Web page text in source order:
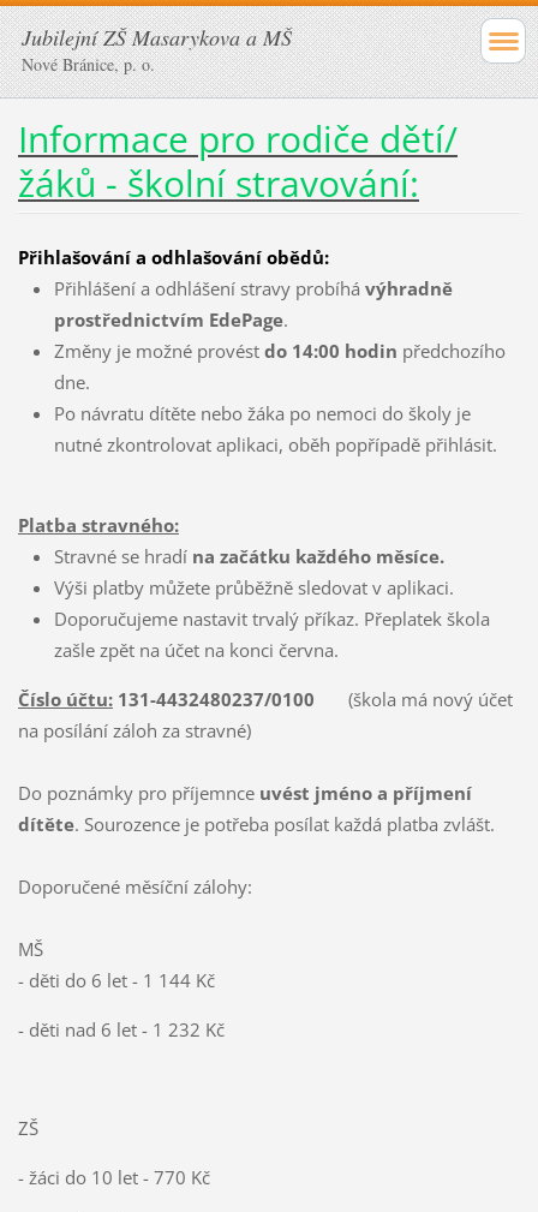
Jubilejní ZŠ Masarykova a MŠ
Nové Bránice, p. o.
Informace pro rodiče dětí/
žáků - školní stravování:
Přihlašování a odhlašování obědů:
Přihlášení a odhlášení stravy probíhá výhradně
prostřednictvím EdePage.
Změny je možné provést do 14:00 hodin předchozího
dne.
Po návratu dítěte nebo žáka po nemoci do školy je
nutné zkontrolovat aplikaci, oběh popřípadě přihlásit.
Platba stravného:
Stravné se hradína začátku každého měsíce.
Výši platby můžete průběžně sledovat v aplikaci.
Doporučujeme nastavit trvalý příkaz. Přeplatek škola
zašle zpět na účet na konci června.
Číslo účtu: 131-4432480237/0100 (škola má nový účet
na posílání záloh za stravné)
Do poznámky pro příjemnce uvést jméno a příjmení
dítěte. Sourozence je potřeba posílat každá platba zvlášt.
Doporučené měsíční zálohy:
MŠ
- děti do 6 let - 1 144 Kč
- děti nad 6 let - 1 232 Kč
ZŠ
- žáci do 10 let - 770 Kč